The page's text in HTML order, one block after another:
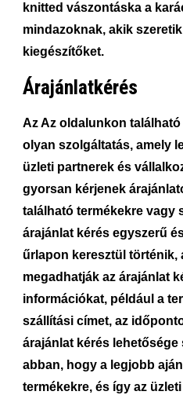
knitted vászontáska a
mindazoknak, akik
kiegészítőket.
Árajánlatkérés
Az Az oldalunkon
olyan szolgáltatás, amely
üzleti partnerek és
gyorsan kérjenek
található termékekre vagy
árajánlat kérés egyszerű
űrlapon keresztül történik,
megadhatják az árajánlat
információkat, például a
szállítási címet, az
árajánlat kérés
abban, hogy a legjobb
termékekre, és így az